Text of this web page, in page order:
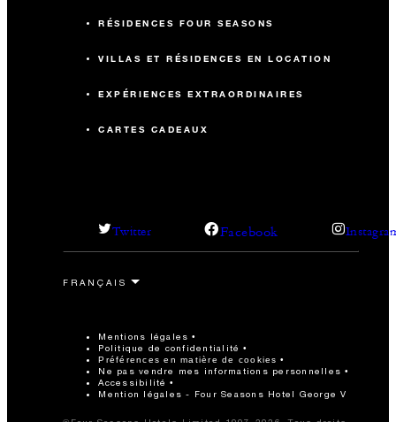
RÉSIDENCES FOUR SEASONS
VILLAS ET RÉSIDENCES EN LOCATION
EXPÉRIENCES EXTRAORDINAIRES
CARTES CADEAUX
Twitter Facebook
Mentions légales
Politique de confidentialité
Préférences en matière de cookies
Ne pas vendre mes informations personnelles
Accessibilité
Mention légales - Four Seasons Hotel George V